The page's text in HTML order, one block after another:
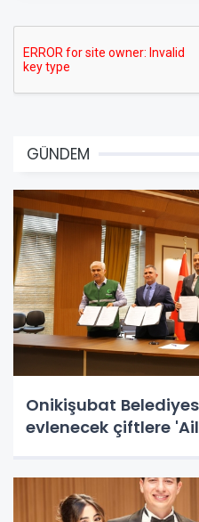
GÜNDEM
Onikişubat
evlenecek çiftlere